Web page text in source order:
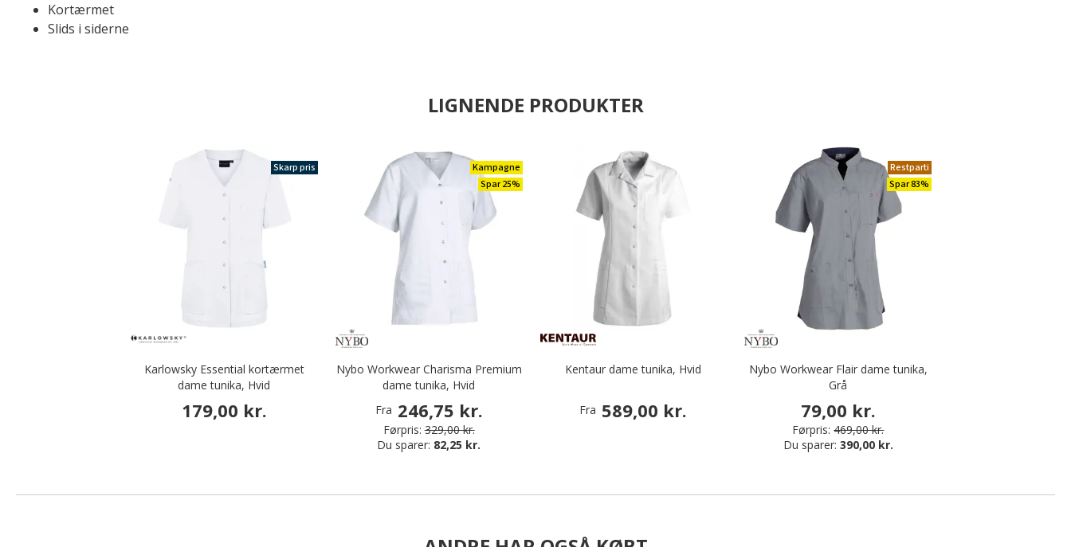
Kortærmet
Slids i siderne
LIGNENDE PRODUKTER
Skarp pris
Karlowsky Essential kortærmet
dame tunika, Hvid
179,00 kr.
Kampagne
Spar 25%
Nybo Workwear Charisma Premium
dame tunika, Hvid
Fra 246,75 kr.
Førpris: 329,00 kr.
Du sparer: 82,25 kr.
Kentaur dame tunika, Hvid
Fra 589,00 kr.
Restparti
Spar 83%
Nybo Workwear Flair dame tunika,
Grå
79,00 kr.
Førpris: 469,00 kr.
Du sparer: 390,00 kr.